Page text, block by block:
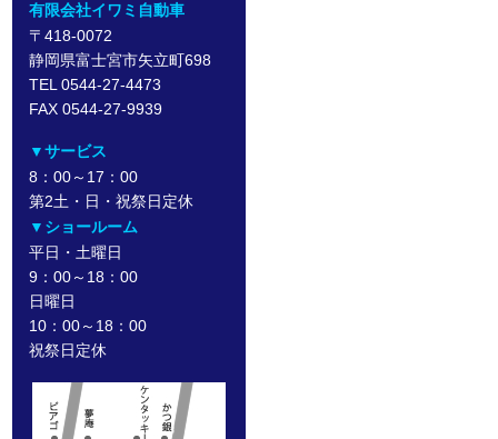
有限会社イワミ自動車
〒418-0072
静岡県富士宮市矢立町698
TEL 0544-27-4473
FAX 0544-27-9939
▼サービス
8：00～17：00
第2土・日・祝祭日定休
▼ショールーム
平日・土曜日
9：00～18：00
日曜日
10：00～18：00
祝祭日定休